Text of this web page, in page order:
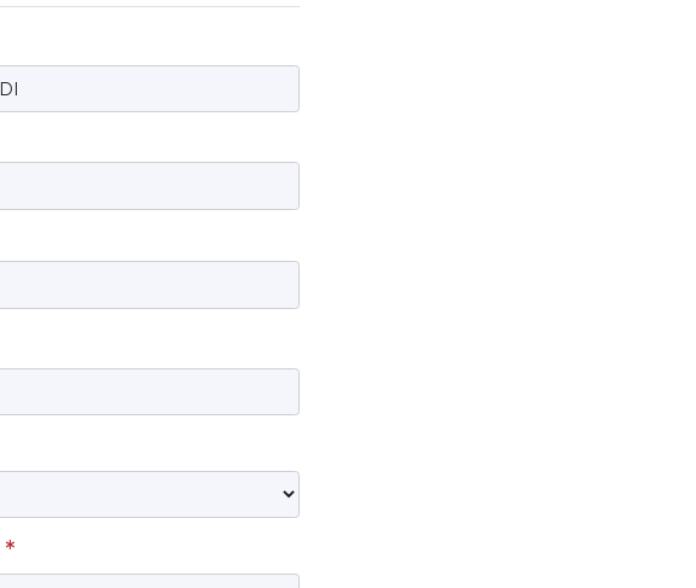
*